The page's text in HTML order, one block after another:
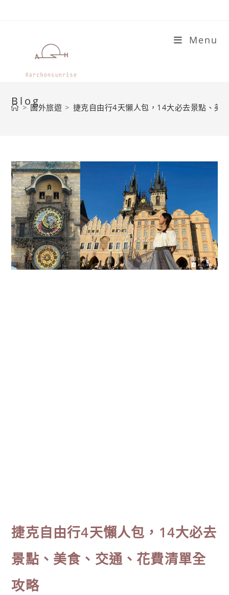
Menu
Blog
> 國外旅遊 > 捷克自由行4天懶人包，14大必去景點、美
捷克自由行4天懶人包，14大必去
景點、美食、交通、花費清單全
攻略